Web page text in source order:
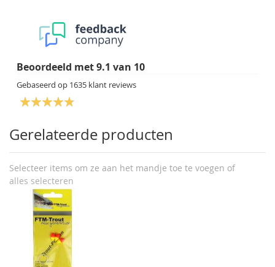
Beoordeeld met9.1 van 10
Gebaseerd op 1635 klant reviews
Gerelateerde producten
Selecteer items om ze aan het mandje toe te voegen of
alles selecteren